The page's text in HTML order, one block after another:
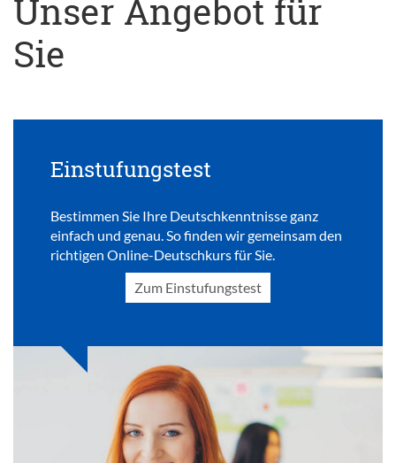
Unser Angebot für
Sie
Einstufungstest
Bestimmen Sie Ihre Deutschkenntnisse ganz
einfach und genau. So finden wir gemeinsam den
richtigen Online-Deutschkurs für Sie.
Zum Einstufungstest